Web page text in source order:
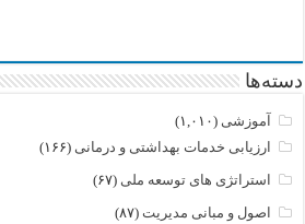
دسته‌ها
آموزشی (۱,۰۱۰)
ارزیابی خدمات بهداشتی و درمانی (۱۶۶)
استراتژی های توسعه ملی (۶۷)
اصول و مبانی مدیریت (۸۷)